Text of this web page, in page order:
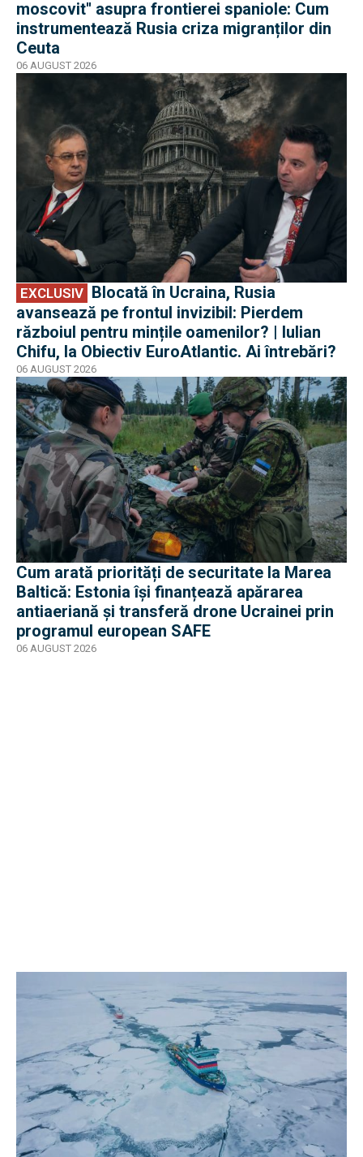
moscovit'' asupra frontierei spaniole: Cum
instrumentează Rusia criza migranților din
Ceuta
06 AUGUST 2026
EXCLUSIV
avansează pe frontul invizibil: Pierdem
războiul pentru mințile oamenilor? | Iulian
Chifu, la Obiectiv EuroAtlantic. Ai întrebări?
06 AUGUST 2026
Cum arată priorități de securitate la Marea
Baltică: Estonia își finanțează apărarea
antiaeriană și transferă drone Ucrainei prin
programul european SAFE
06 AUGUST 2026